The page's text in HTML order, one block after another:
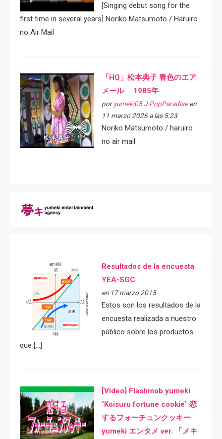
[Singing debut song for the
first time in several years] Noriko Matsumoto / Haruiro
no Air Mail
「HQ」松本典子 春色のエア
メール 1985年
por yumeki05 J-PopParadiseen
11 marzo 2026 a las 5:23
Noriko Matsumoto / haruiro
no air mail
Resultados de la encuesta
YEA-SGC
en 17 marzo 2015
Estos son los resultados de la
encuesta realizada a nuestro
público sobre los productos
que […]
[Video] Flashmob yumeki
"Koisuru fortune cookie" 恋
するフォーチュンクッキー
yumeki エンタメ ver. 「メキ